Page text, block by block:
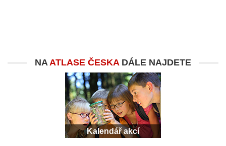
NAATLASE ČESKADÁLE NAJDETE
Kalendář akcí